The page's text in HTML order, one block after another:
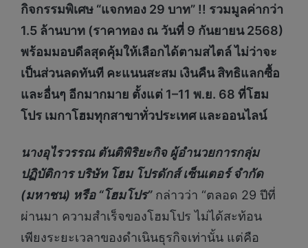
กิจกรรมพิเศษ “แจกทอง 29 บาท” !! รวมมูลค่ากว่า
1.5 ล้านบาท (ราคาทอง ณ วันที่ 9 กันยายน 2568)
พร้อมมอบดีลสุดคุ้มให้เลือกได้ตามสไตล์ ไม่ว่าจะ
เป็นส่วนลดทันที คะแนนสะสม เงินคืน สิทธิแลกซื้อ
และอื่นๆ อีกมากมาย ตั้งแต่ 1–11 พ.ย. 68 ที่โฮม
โปร เมกาโฮมทุกสาขาทั่วประเทศ และออนไลน์
นางอุไรวรรณ ตันติพิริยะกิจ ผู้อำนวยการกลุ่ม
ปฏิบัติการ บริษัท โฮม โปรดักส์ เซ็นเตอร์ จำกัด
(มหาชน) หรือ“โฮมโปร”กล่าวว่า “ตลอด 29 ปีที่
ผ่านมา ความสำเร็จของโฮมโปร ไม่ได้สะท้อน
เพียงระยะเวลาของดำเนินธุรกิจเท่านั้น แต่คือ